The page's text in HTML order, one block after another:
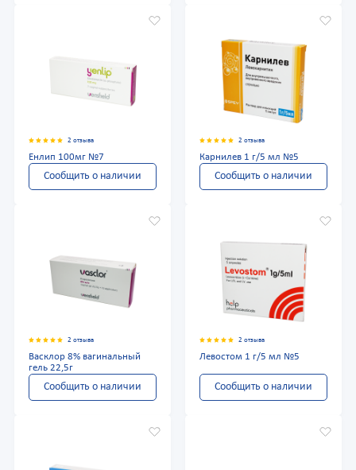
2 отзыва
Енлип 100мг №7
Сообщить о наличии
2 отзыва
Карнилев 1 г/5 мл №5
Сообщить о наличии
2 отзыва
Васклор 8% вагинальный
гель 22,5г
Сообщить о наличии
2 отзыва
Левостом 1 г/5 мл №5
Сообщить о наличии